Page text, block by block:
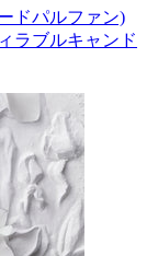
ドパルファン)
ラブルキャンド